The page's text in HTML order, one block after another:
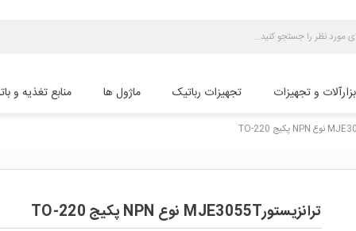
و تجهیزات تجهیزات رباتیک ماژول ها منابع تغذیه و
ترانزیستورMJE3055T نوع NPN پکیج TO-220